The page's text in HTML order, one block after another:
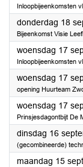
Inloopbijeenkomsten
donderdag 18
Bijeenkomst Visie
woensdag 17
Inloopbijeenkomsten
woensdag 17
opening Huurteam
woensdag 17
Prinsjesdagontbijt De
dinsdag 16
(gecombineerde)
maandag 15